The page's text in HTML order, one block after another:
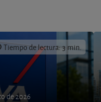
Tiempo de lectura: 3 min.
de 2026